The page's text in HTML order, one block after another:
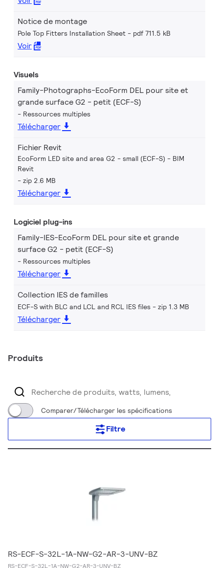
Notice de montage
Pole Top Fitters Installation Sheet pdf 711.5 kB
Voir
Visuels
Family-Photographs-EcoForm DEL pour site et
grande surface G2 - petit (ECF-S)
Ressources multiples
Télécharger
Fichier Revit
EcoForm LED site and area G2 - small (ECF-S) - BIM
Revit
zip 2.6 MB
Télécharger
Logiciel plug-ins
Family-IES-EcoForm DEL pour site et grande
surface G2 - petit (ECF-S)
Ressources multiples
Télécharger
Collection IES de familles
ECF-S with BLC and LCL and RCL IES files zip 1.3 MB
Télécharger
Produits
Comparer/Télécharger les spécifications
Filtre
RS-ECF-S-32L-1A-NW-G2-AR-3-UNV-BZ
RS-ECF-S-32L-1A-NW-G2-AR-3-UNV-BZ